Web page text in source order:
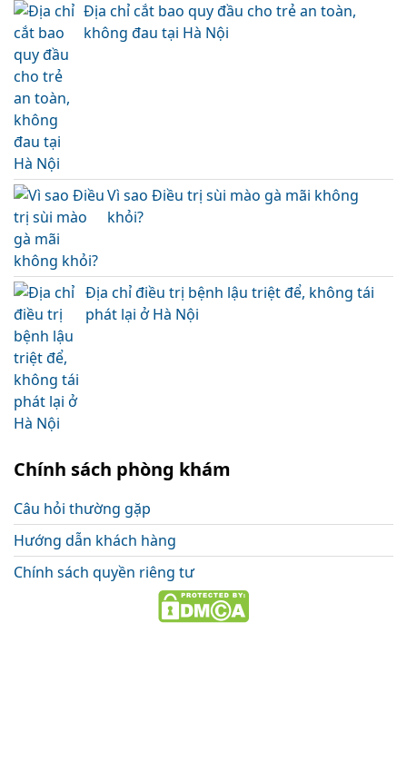
Địa chỉ cắt bao quy đầu cho trẻ an toàn,
không đau tại Hà Nội
Vì sao Điều trị sùi mào gà mãi không
khỏi?
Địa chỉ điều trị bệnh lậu triệt để, không tái
phát lại ở Hà Nội
Chính sách phòng khám
Câu hỏi thường gặp
Hướng dẫn khách hàng
Chính sách quyền riêng tư